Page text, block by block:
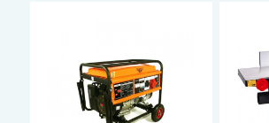
Sedací vaky
Sport, outdoor